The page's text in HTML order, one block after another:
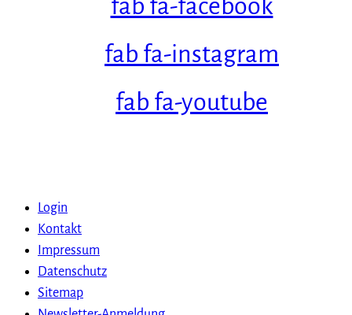
fab fa-facebook
fab fa-instagram
fab fa-youtube
Login
Kontakt
Impressum
Datenschutz
Sitemap